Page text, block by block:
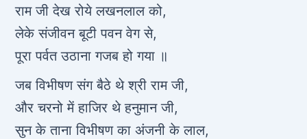
राम जी देख रोये लखनलाल को,
लेके संजीवन बूटी पवन वेग से,
पूरा पर्वत उठाना गजब हो गया ॥
जब विभीषण संग बैठे थे श्री राम जी,
और चरनो में हाजिर थे हनुमान जी,
सुन के ताना विभीषण का अंजनी के लाल,